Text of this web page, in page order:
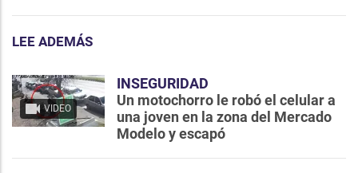
LEE ADEMÁS
VIDEO
INSEGURIDAD
Un motochorro le robó el celular a
una joven en la zona del Mercado
Modelo y escapó